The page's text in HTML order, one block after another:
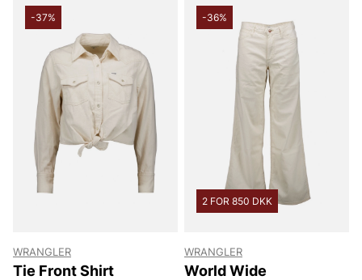
-37%
WRANGLER
Tie Front Shirt
-36%
2 FOR 850 DKK
WRANGLER
World Wide